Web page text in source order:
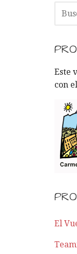
C
R
:
Este
con
El